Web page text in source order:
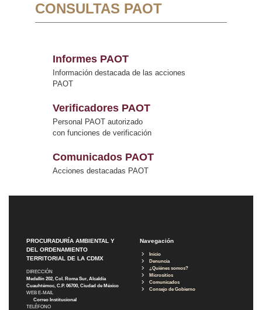
CONSULTAS PAOT
Informes PAOT
Información destacada de las acciones
PAOT
Verificadores PAOT
Personal PAOT autorizado
con funciones de verificación
Comunicados PAOT
Acciones destacadas PAOT
PROCURADURÍA AMBIENTAL Y
DEL ORDENAMIENTO
TERRITORIAL DE LA CDMX
DIRECCIÓN
Medellín 202, Col. Roma Sur, Alcaldía
Cuauhtémoc, C.P. 06700, Ciudad de México
WEB E-MAIL
Correo Institucional
TELÉFONO
Navegación
Inicio
Denuncia
¿Quiénes somos?
Micrositios
Comunicados
Consejo de Gobierno